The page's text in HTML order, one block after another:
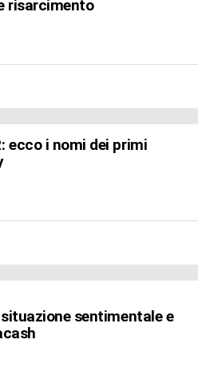
risarcimento
ecco i nomi dei primi
sentimentale e